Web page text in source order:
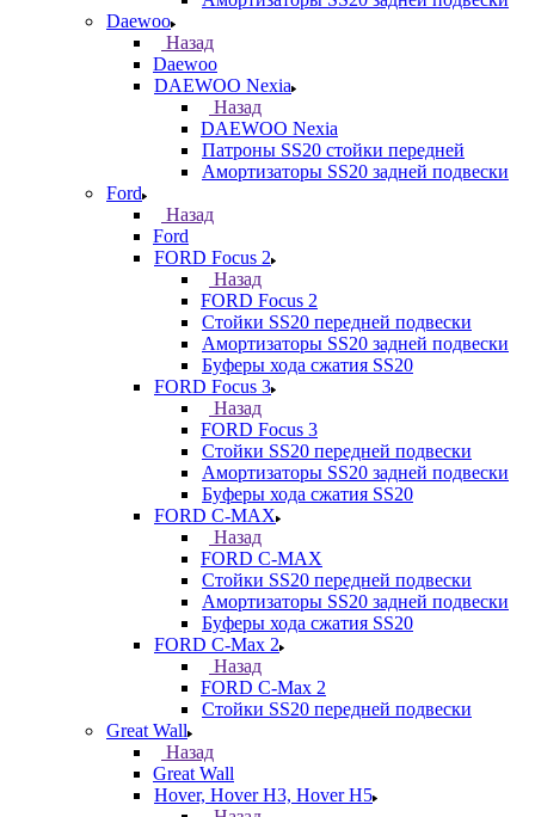
Daewoo
Назад
Daewoo
DAEWOO Nexia
Назад
DAEWOO Nexia
Патроны SS20 стойки передней
Амортизаторы SS20 задней подвески
Ford
Назад
Ford
FORD Focus 2
Назад
FORD Focus 2
Стойки SS20 передней подвески
Амортизаторы SS20 задней подвески
Буферы хода сжатия SS20
FORD Focus 3
Назад
FORD Focus 3
Стойки SS20 передней подвески
Амортизаторы SS20 задней подвески
Буферы хода сжатия SS20
FORD С-MAX
Назад
FORD С-MAX
Стойки SS20 передней подвески
Амортизаторы SS20 задней подвески
Буферы хода сжатия SS20
FORD C-Max 2
Назад
FORD C-Max 2
Стойки SS20 передней подвески
Great Wall
Назад
Great Wall
Hover, Hover H3, Hover H5